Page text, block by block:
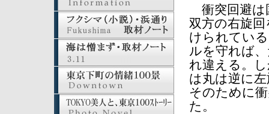
衝突回避は
双方の右旋
けられてい
ルを守れば
れ違える。
は丸は逆に
そのために
た。